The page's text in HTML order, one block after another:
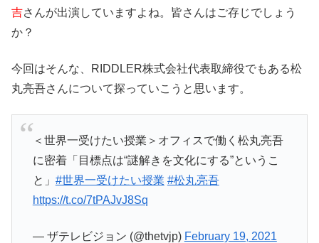
吉さんが出演していますよね。皆さんはご存じでしょう
か？
今回はそんな、RIDDLER株式会社代表取締役でもある松
丸亮吾さんについて探っていこうと思います。
＜世界一受けたい授業＞オフィスで働く松丸亮吾
に密着「目標点は“謎解きを文化にする”というこ
と」 #世界一受けたい授業 #松丸亮吾
https://t.co/7tPAJvJ8Sq
— ザテレビジョン (@thetvjp) February 19, 2021